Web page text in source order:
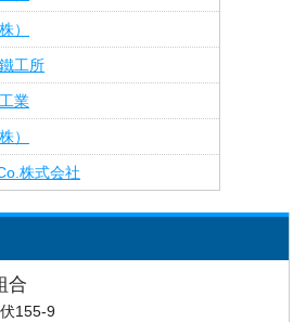
）
工所
業
）
株式会社
合
155-9